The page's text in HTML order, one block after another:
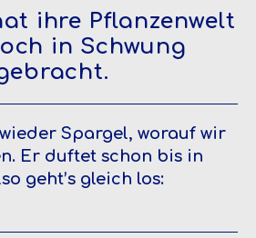
ihre Pflanzenwelt
in Schwung
Spargel, worauf wir
Er duftet schon bis in
geht’s gleich los: